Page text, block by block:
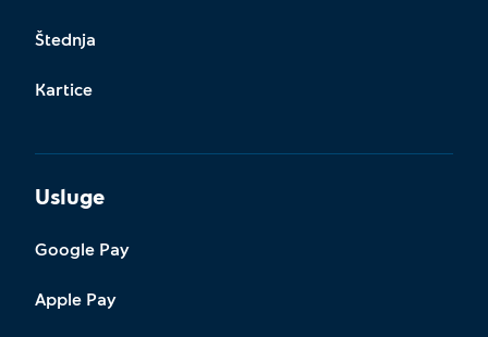
Štednja
Kartice
Usluge
Google Pay
Apple Pay